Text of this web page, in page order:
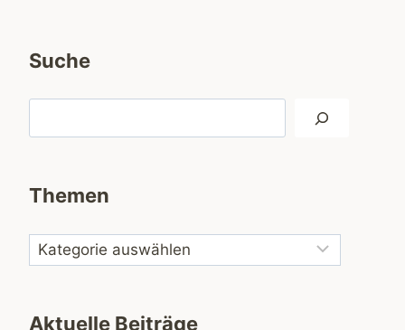
Suche
Themen
Aktuelle Beiträge